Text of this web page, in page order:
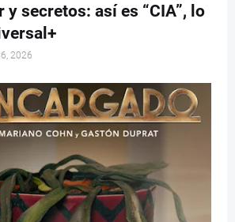
y secretos: así es “CIA”, lo
2026